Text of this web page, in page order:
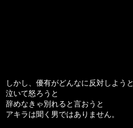
しかし、優有がどんなに反対しようと
泣いて怒ろうと
辞めなきゃ別れると言おうと
アキラは聞く男ではありません。